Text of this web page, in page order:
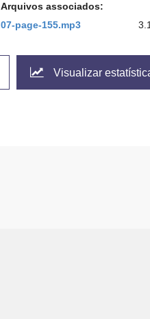
Arquivos associados:
07-page-155.mp3
Visualizar